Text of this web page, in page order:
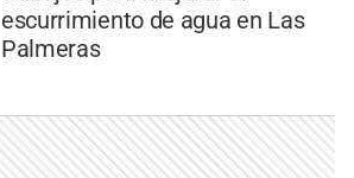
escurrimiento de agua en Las
Palmeras